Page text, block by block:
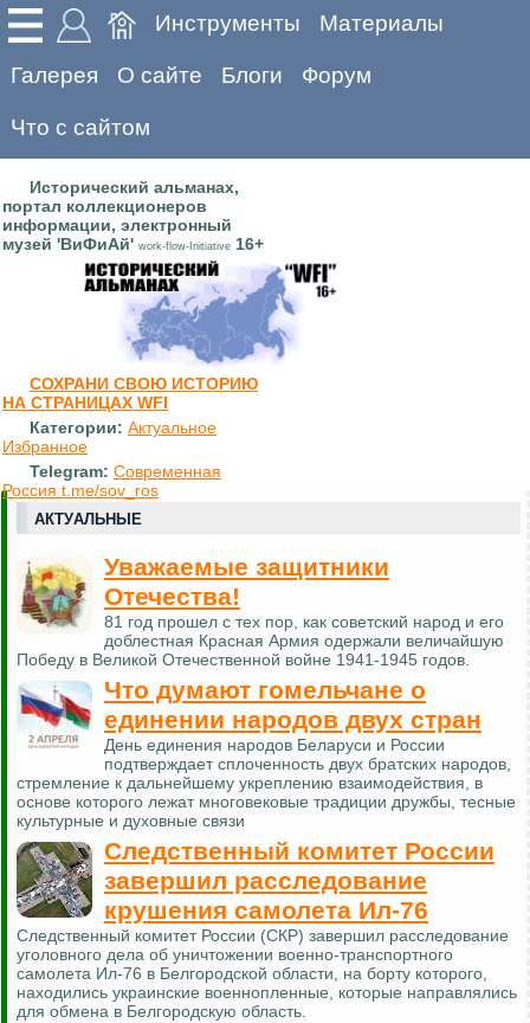
Инструменты Материалы
Галерея О сайте Блоги Форум
Что с сайтом
Исторический альманах,
портал коллекционеров
информации, электронный
музей 'ВиФиАй' work-flow-Initiative 16+
СОХРАНИ СВОЮ ИСТОРИЮ
НА СТРАНИЦАХ WFI
Категории: Актуальное
Избранное
Telegram: Современная
Россия t.me/sov_ros
АКТУАЛЬНЫЕ
Уважаемые защитники
Отечества!
81 год прошел с тех пор, как советский народ и его
доблестная Красная Армия одержали величайшую
Победу в Великой Отечественной войне 1941-1945 годов.
Что думают гомельчане о
единении народов двух стран
День единения народов Беларуси и России
подтверждает сплоченность двух братских народов,
стремление к дальнейшему укреплению взаимодействия, в
основе которого лежат многовековые традиции дружбы, тесные
культурные и духовные связи
Следственный комитет России
завершил расследование
крушения самолета Ил-76
Следственный комитет России (СКР) завершил расследование
уголовного дела об уничтожении военно-транспортного
самолета Ил-76 в Белгородской области, на борту которого,
находились украинские военнопленные, которые направлялись
для обмена в Белгородскую область.